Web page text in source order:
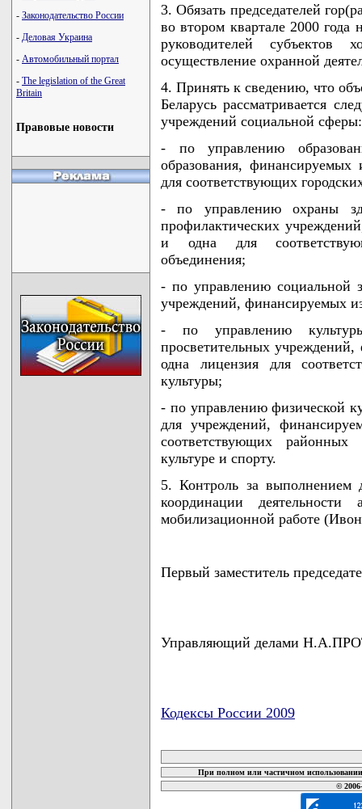
- Законодательство России
- Деловая Украина
- Автомобильный портал
- The legislation of the Great
Britain
Правовые новости
3. Обязать председателей
во втором квартале 2000 года
руководителей субъектов
осуществление охранной
4. Принять к сведению, что
Беларусь рассматривается
учреждений социальной сферы:
- по управлению
образования,
для соответствующих
- по управлению охраны
профилактических
и одна для
объединения;
- по управлению социальной
учреждений, финансируемых
- по управлению
просветительных
одна лицензия для
культуры;
- по управлению физической
для учреждений,
соответствующих
культуре и спорту.
5. Контроль за выполнением
координации
мобилизационной работе
Первый заместитель
Управляющий делами
Кодексы России 2009
При полном или частичном
©